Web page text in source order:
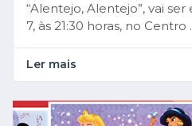
“Alentejo, Alentejo”, vai ser
7, às 21:30 horas, no Centro
Ler mais